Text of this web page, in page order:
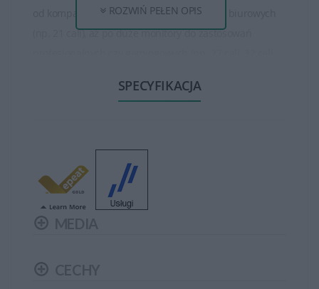
od kompaktowych ekranów do zastosowań biurowych
(np. 21 cali), aż po duże monitory do zastosowań
obrazu, takich jak standardowy 16:9, panoramiczny 21:9
(1920 x 1080 pikseli), Quad HD (2560 x 1440 pikseli), oraz
4K Ultra HD (3840 x 2160 pikseli), co zapewnia wyraźny
obraz i szczegółowość. Niektóre modele wykorzystują
technologie jak IPS, LED, czy nawet technologię
jakość obrazu, kolorów i szerokie kąty widzenia.
ROZWIŃ PEŁEN OPIS
SPECYFIKACJA